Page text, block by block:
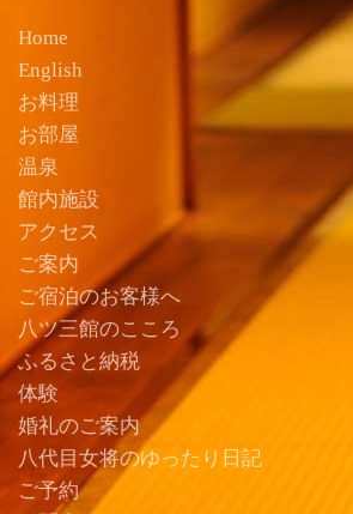
Home
English
お料理
お部屋
温泉
館内施設
アクセス
ご案内
ご宿泊のお客様へ
八ツ三館のこころ
ふるさと納税
体験
婚礼のご案内
八代目女将のゆったり日記
ご予約